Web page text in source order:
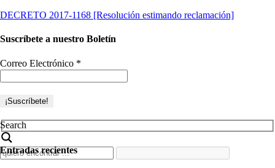
DECRETO 2017-1168 [Resolución estimando reclamación]
Suscríbete a nuestro Boletín
Correo Electrónico *
Search
Entradas recientes